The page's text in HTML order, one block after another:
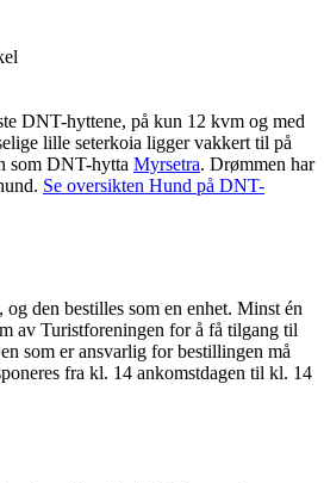
DNT-hyttene, på kun 12 kvm og med
lille seterkoia ligger vakkert til på
som DNT-hytta Myrsetra. Drømmen har
Se oversikten Hund på DNT-
den bestilles som en enhet. Minst én
av Turistforeningen for å få tilgang til
som er ansvarlig for bestillingen må
fra kl. 14 ankomstdagen til kl. 14